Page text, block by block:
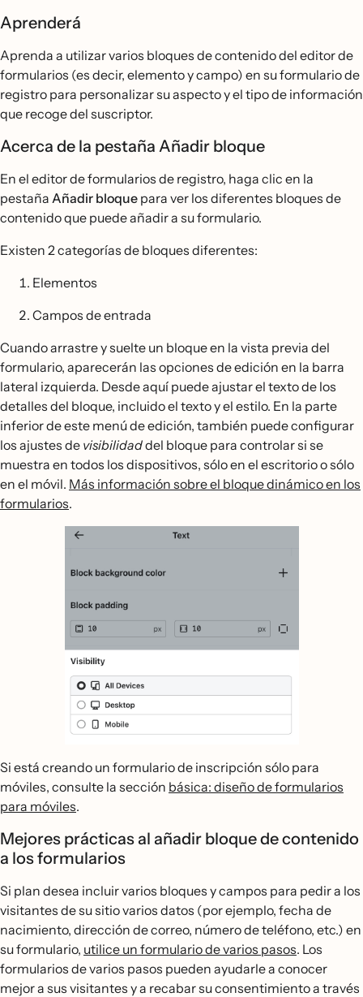
Aprenderá
Aprenda a utilizar varios bloques de contenido del editor de
formularios (es decir, elemento y campo) en su formulario de
registro para personalizar su aspecto y el tipo de información
que recoge del suscriptor.
Acerca de la pestaña Añadir bloque
En el editor de formularios de registro, haga clic en la
pestaña Añadir bloque para ver los diferentes bloques de
contenido que puede añadir a su formulario.
Existen 2 categorías de bloques diferentes:
Elementos
Campos de entrada
Cuando arrastre y suelte un bloque en la vista previa del
formulario, aparecerán las opciones de edición en la barra
lateral izquierda. Desde aquí puede ajustar el texto de los
detalles del bloque, incluido el texto y el estilo. En la parte
inferior de este menú de edición, también puede configurar
los ajustes de visibilidaddel bloque para controlar si se
muestra en todos los dispositivos, sólo en el escritorio o sólo
en el móvil. Más información sobre el bloque dinámico en los
formularios.
Si está creando un formulario de inscripción sólo para
móviles, consulte la sección básica: diseño de formularios
para móviles.
Mejores prácticas al añadir bloque de contenido
a los formularios
Si plan desea incluir varios bloques y campos para pedir a los
visitantes de su sitio varios datos (por ejemplo, fecha de
nacimiento, dirección de correo, número de teléfono, etc.) en
su formulario, utilice un formulario de varios pasos. Los
formularios de varios pasos pueden ayudarle a conocer
mejor a sus visitantes y a recabar su consentimiento a través